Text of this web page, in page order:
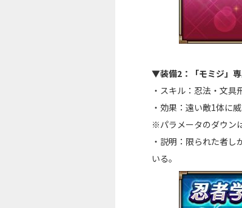
▼装備2：「モミジ」専
・スキル：忍法・文具
・効果：遠い敵1体に
※パラメータのダウン
・説明：限られた者
いる。